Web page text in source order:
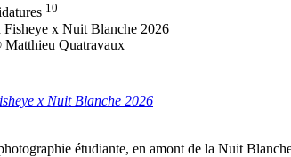
10
Quatravaux
x Nuit Blanche 2026
étudiante, en amont de la Nuit